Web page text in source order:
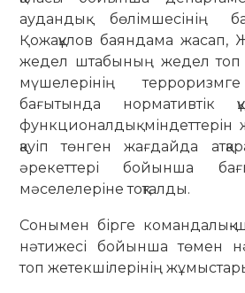
аудандық бөлімшесінің
Қожақұлов баяндама жасап,
жедел штабының жедел топ
мүшелерінің
бағытында нормативтік
функционалдық міндеттерін
қауіп төнген жағдайда
әрекеттері бойынша
мәселелеріне тоқталды.
Сонымен бірге командалық-
нәтижесі бойынша төмен
топ жетекшілерінің